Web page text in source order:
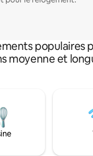
populaires
moyenne et